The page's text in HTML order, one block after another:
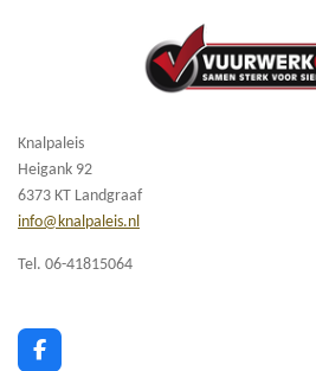
Knalpaleis
Heigank 92
6373 KT Landgraaf
info@knalpaleis.nl
Tel. 06-41815064
F